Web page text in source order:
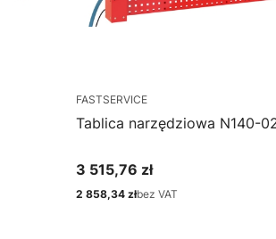
FASTSERVICE
Tablica narzędziowa N140-
Cena
3 515,76 zł
Cena
2 858,34 złbez VAT